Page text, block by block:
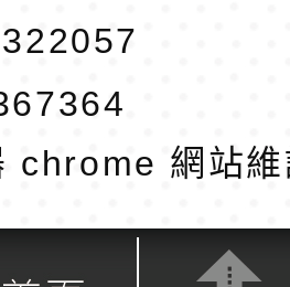
chrome 網站